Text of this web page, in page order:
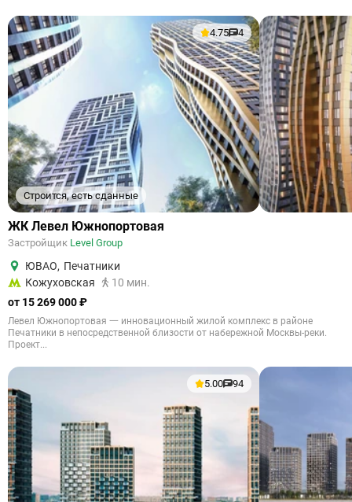
Строится, есть сданные
4.75 4
ЖК Левел Южнопортовая
Застройщик Level Group
ЮВАО, Печатники
Кожуховская
10 мин.
от 15 269 000 ₽
Левел Южнопортовая 一 инновационный жилой комплекс в районе
Печатники в непосредственной близости от набережной Москвы-реки.
Проект...
5.00 94